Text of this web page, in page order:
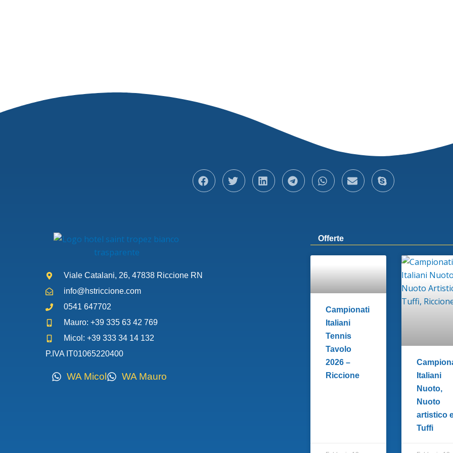
Viale Catalani, 26, 47838 Riccione RN
info@hstriccione.com
0541 647702
Mauro: +39 335 63 42 769
Micol: +39 333 34 14 132
P.IVA IT01065220400
WA Micol WA Mauro
Offerte
Campionati
Italiani
Tennis
Tavolo
2026 –
Riccione
Italiani
Nuoto,
Nuoto
artistico
Tuffi